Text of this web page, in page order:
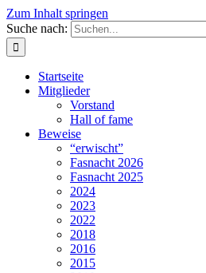
Zum Inhalt springen
Suche nach:
Startseite
Mitglieder
Vorstand
Hall of fame
Beweise
“erwischt”
Fasnacht 2026
Fasnacht 2025
2024
2023
2022
2018
2016
2015